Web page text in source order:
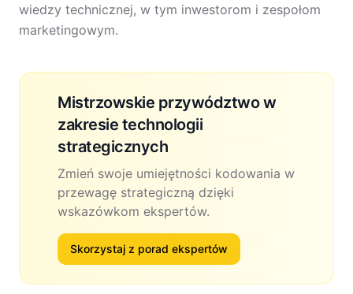
wiedzy technicznej, w tym inwestorom i zespołom
marketingowym.
Mistrzowskie przywództwo w
zakresie technologii
strategicznych
Zmień swoje umiejętności kodowania w
przewagę strategiczną dzięki
wskazówkom ekspertów.
Skorzystaj z porad ekspertów